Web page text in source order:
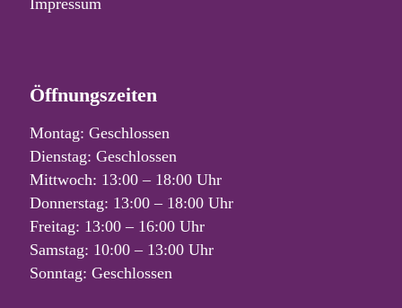
Impressum
Öffnungszeiten
Montag: Geschlossen
Dienstag: Geschlossen
Mittwoch: 13:00 – 18:00 Uhr
Donnerstag: 13:00 – 18:00 Uhr
Freitag: 13:00 – 16:00 Uhr
Samstag: 10:00 – 13:00 Uhr
Sonntag: Geschlossen